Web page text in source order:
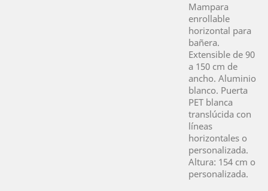
Mampara
enrollable
horizontal para
bañera.
Extensible de 90
a 150 cm de
ancho. Aluminio
blanco. Puerta
PET blanca
translúcida con
líneas
horizontales o
personalizada.
Altura: 154 cm o
personalizada.